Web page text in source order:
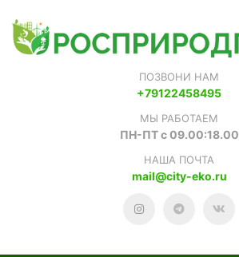
ПОЗВОНИ НАМ
+79122458495
МЫ РАБОТАЕМ
ПН-ПТ с 09.00:18.00
НАША ПОЧТА
mail@city-eko.ru